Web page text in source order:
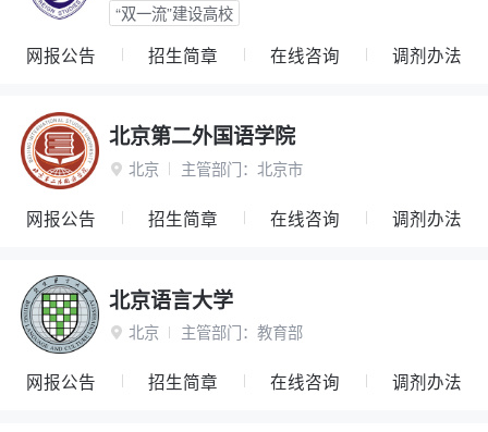
“双一流”建设高校
网报公告 招生简章 在线咨询 调剂办法
北京第二外国语学院
 北京 主管部门： 北京市
网报公告 招生简章 在线咨询 调剂办法
北京语言大学
 北京 主管部门： 教育部
网报公告 招生简章 在线咨询 调剂办法